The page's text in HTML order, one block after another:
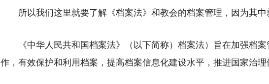
所以我们这里就要了解《档案法》和教会的档案管理，因为其中
《中华人民共和国档案法》（以下简称）档案法）旨在加强档
作，有效保护和利用档案，提高档案信息化建设水平，推进国家治理